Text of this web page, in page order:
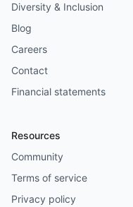
Diversity & Inclusion
Blog
Careers
Contact
Financial statements
Resources
Community
Terms of service
Privacy policy